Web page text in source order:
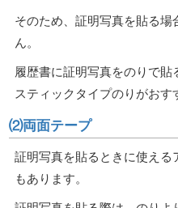
そのため、証明写真を貼る
ん。
履歴書に証明写真をのりで
スティックタイプのりがおす
⑵両面テープ
証明写真を貼るときに使える
もあります。